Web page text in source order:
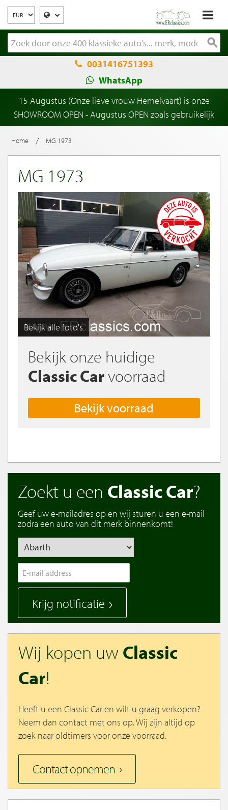
0031416751393
WhatsApp
15 Augustus (Onze lieve vrouw Hemelvaart) is onze
SHOWROOM OPEN - Augustus OPEN zoals gebruikelijk
Home / MG 1973
MG 1973
Bekijk alle foto's
Bekijk onze huidige
Classic Carvoorraad
Bekijk voorraad
Zoekt u een Classic Car?
Geef uw e-mailadres op en wij sturen u een e-mail
zodra een auto van dit merk binnenkomt!
Krijg notificatie
Wij kopen uwClassic
Car!
Heeft u een Classic Car en wilt u graag verkopen?
Neem dan contact met ons op. Wij zijn altijd op
zoek naar oldtimers voor onze voorraad.
Contact opnemen